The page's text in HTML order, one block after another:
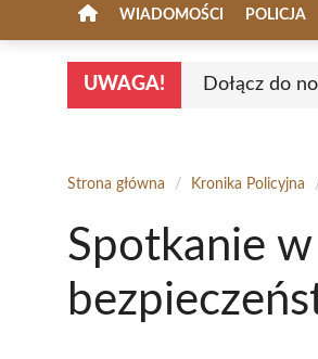
WIADOMOŚCI POLICJA
UWAGA! Dołącz do
Strona główna / Kronika Policyjna
Spotkanie